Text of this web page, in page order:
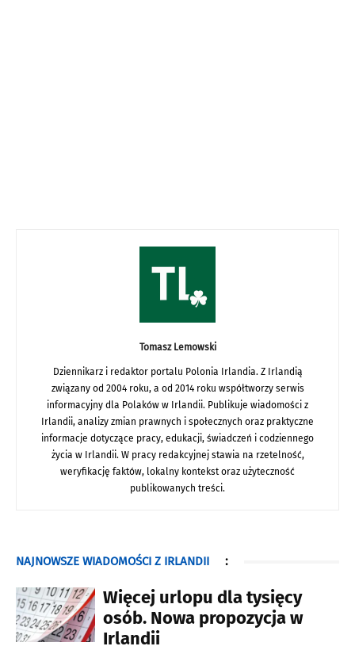
Tomasz Lemowski
Dziennikarz i redaktor portalu Polonia Irlandia. Z Irlandią
związany od 2004 roku, a od 2014 roku współtworzy serwis
informacyjny dla Polaków w Irlandii. Publikuje wiadomości z
Irlandii, analizy zmian prawnych i społecznych oraz praktyczne
informacje dotyczące pracy, edukacji, świadczeń i codziennego
życia w Irlandii. W pracy redakcyjnej stawia na rzetelność,
weryfikację faktów, lokalny kontekst oraz użyteczność
publikowanych treści.
NAJNOWSZE WIADOMOŚCI Z IRLANDII :
Więcej urlopu dla tysięcy
osób. Nowa propozycja w
Irlandii